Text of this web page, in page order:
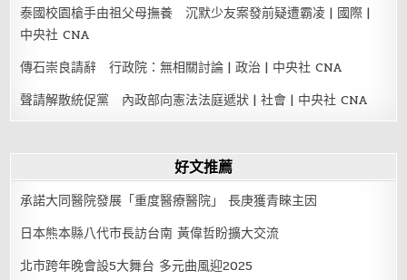
泰國校園槍手由祖父母撫養 沉默少友案發前疑遭霸凌 | 國際 |
中央社 CNA
傳石崇良請辭 行政院：無相關討論 | 政治 | 中央社 CNA
聲請解散統促黨 內政部向憲法法庭遞狀 | 社會 | 中央社 CNA
好文推薦
承諾大同醫院發展「重度醫療醫院」 長庚獲青睞主因
日本熊本縣八代市長訪台南 黃偉哲盼擴大交流
北市跨年晚會設5大舞台 多元曲風迎2025